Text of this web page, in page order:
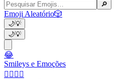
🔎
Emoji Aleatório🎲
🌙💡
🌙💡
😂
Smileys e Emoções
👩‍❤️‍💋‍👨